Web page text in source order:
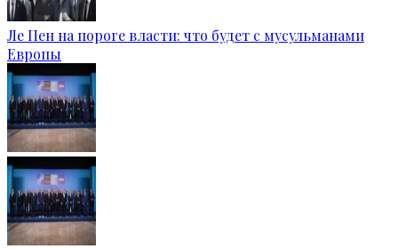
Ле Пен на пороге власти: что будет с мусульманами
Европы